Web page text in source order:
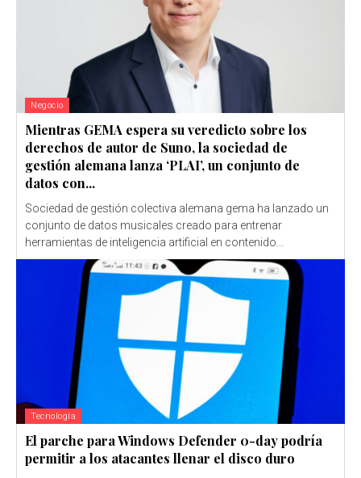
Negocio
Mientras GEMA espera su veredicto sobre los
derechos de autor de Suno, la sociedad de
gestión alemana lanza ‘PLAI’, un conjunto de
datos con...
Sociedad de gestión colectiva alemana gema ha lanzado un
conjunto de datos musicales creado para entrenar
herramientas de inteligencia artificial en contenido...
Tecnología
El parche para Windows Defender 0-day podría
permitir a los atacantes llenar el disco duro